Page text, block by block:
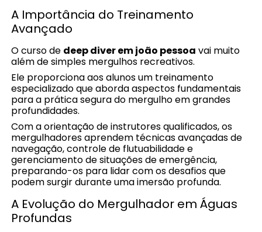
A Importância do Treinamento
Avançado
O curso de deep diver em joão pessoa vai muito
além de simples mergulhos recreativos.
Ele proporciona aos alunos um treinamento
especializado que aborda aspectos fundamentais
para a prática segura do mergulho em grandes
profundidades.
Com a orientação de instrutores qualificados, os
mergulhadores aprendem técnicas avançadas de
navegação, controle de flutuabilidade e
gerenciamento de situações de emergência,
preparando-os para lidar com os desafios que
podem surgir durante uma imersão profunda.
A Evolução do Mergulhador em Águas
Profundas